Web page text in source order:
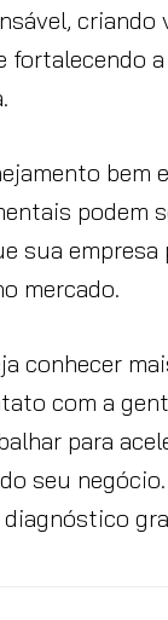
criando
fortalecendo
bem
podem
sua empresa
mercado.
conhecer
com a
para
seu